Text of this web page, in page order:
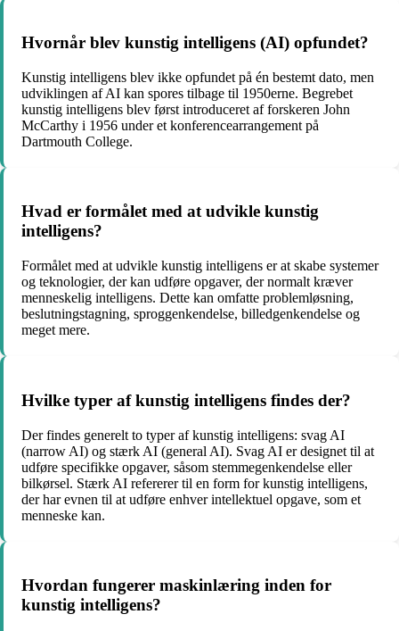
Hvornår blev kunstig intelligens (AI) opfundet?
Kunstig intelligens blev ikke opfundet på én bestemt dato, men
udviklingen af AI kan spores tilbage til 1950erne. Begrebet
kunstig intelligens blev først introduceret af forskeren John
McCarthy i 1956 under et konferencearrangement på
Dartmouth College.
Hvad er formålet med at udvikle kunstig
intelligens?
Formålet med at udvikle kunstig intelligens er at skabe systemer
og teknologier, der kan udføre opgaver, der normalt kræver
menneskelig intelligens. Dette kan omfatte problemløsning,
beslutningstagning, sproggenkendelse, billedgenkendelse og
meget mere.
Hvilke typer af kunstig intelligens findes der?
Der findes generelt to typer af kunstig intelligens: svag AI
(narrow AI) og stærk AI (general AI). Svag AI er designet til at
udføre specifikke opgaver, såsom stemmegenkendelse eller
bilkørsel. Stærk AI refererer til en form for kunstig intelligens,
der har evnen til at udføre enhver intellektuel opgave, som et
menneske kan.
Hvordan fungerer maskinlæring inden for
kunstig intelligens?